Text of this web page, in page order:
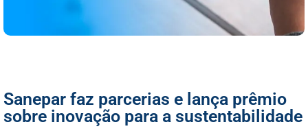
Sanepar faz parcerias e lança prêmio
sobre inovação para a sustentabilidade